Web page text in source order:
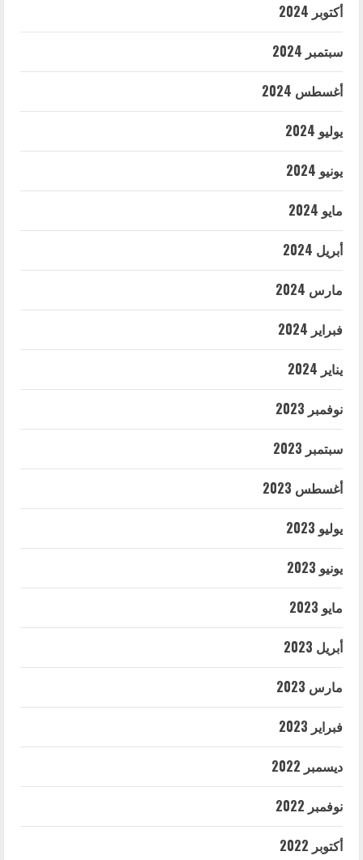
أكتوبر 2024
سبتمبر 2024
أغسطس 2024
يوليو 2024
يونيو 2024
مايو 2024
أبريل 2024
مارس 2024
فبراير 2024
يناير 2024
نوفمبر 2023
سبتمبر 2023
أغسطس 2023
يوليو 2023
يونيو 2023
مايو 2023
أبريل 2023
مارس 2023
فبراير 2023
ديسمبر 2022
نوفمبر 2022
أكتوبر 2022